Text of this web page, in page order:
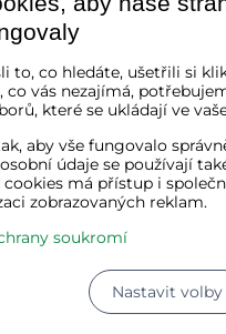
vývin vnitřního tepla.
Zákazníci o
to, co hledáte, ušetřili si
vás nezajímá,
které se ukládají ve
aby vše fungovalo
údaje se používají
má přístup i
zobrazovaných reklam.
soukromí
Nastavit volby